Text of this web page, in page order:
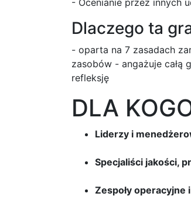
- Ocenianie przez innych
Dlaczego ta
- oparta na 7 zasadach
zasobów - angażuje całą
refleksję
DLA
Liderzy i
Specjaliści jakości,
Zespoły operacyjne